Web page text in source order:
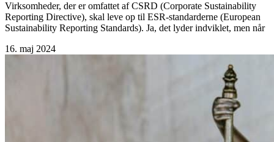
Virksomheder, der er omfattet af CSRD (Corporate Sustainability
Reporting Directive), skal leve op til ESR-standarderne (European
Sustainability Reporting Standards). Ja, det lyder indviklet, men når
16. maj 2024